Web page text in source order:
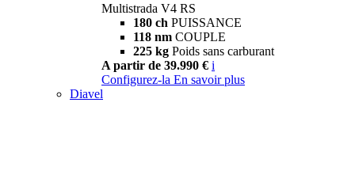
Multistrada V4 RS
180 ch PUISSANCE
118 nm COUPLE
225 kg Poids sans carburant
A partir de 39.990 € i
Configurez-la En savoir plus
Diavel